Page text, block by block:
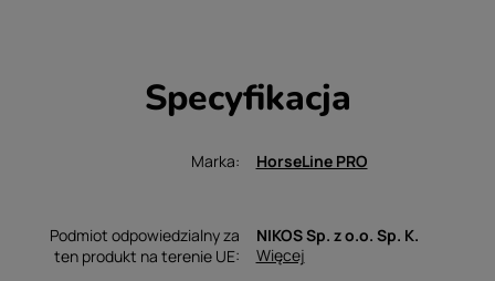
Specyfikacja
Marka HorseLine PRO
Podmiot odpowiedzialny za
ten produkt na terenie UE
NIKOS Sp. z o.o. Sp. K.
Więcej